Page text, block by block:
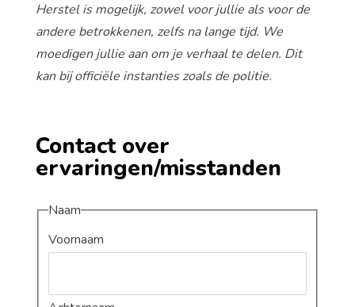
Herstel is mogelijk, zowel voor jullie als voor de
andere betrokkenen, zelfs na lange tijd. We
moedigen jullie aan om je verhaal te delen. Dit
kan bij officiële instanties zoals de politie.
Contact over
ervaringen/misstanden
Naam
Voornaam